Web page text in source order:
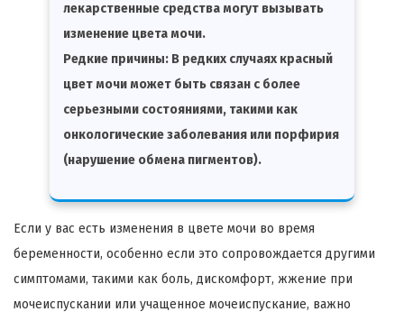
лекарственные средства могут вызывать
изменение цвета мочи.
Редкие причины: В редких случаях красный
цвет мочи может быть связан с более
серьезными состояниями, такими как
онкологические заболевания или порфирия
(нарушение обмена пигментов).
Если у вас есть изменения в цвете мочи во время
беременности, особенно если это сопровождается другими
симптомами, такими как боль, дискомфорт, жжение при
мочеиспускании или учащенное мочеиспускание, важно